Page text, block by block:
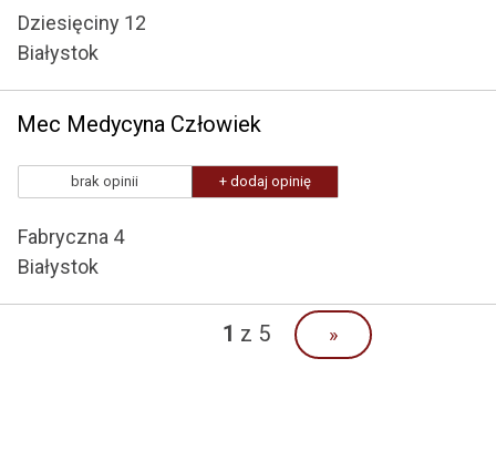
Dziesięciny 12
Białystok
Mec Medycyna Człowiek
brak opinii + dodaj opinię
Fabryczna 4
Białystok
1 z 5 »